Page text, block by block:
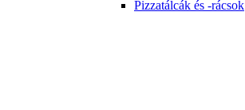
Pizzatálcák és -rácsok